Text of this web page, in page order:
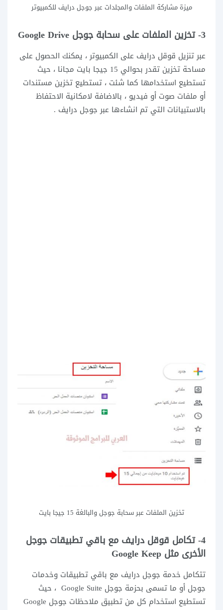
ميزة مشاركة الملفات والمجلدات عبر جوجل درايف للكمبيوتر
3- تخزين الملفات على سحابة جوجل Google Drive
عبرتنزيل قوقل درايف على الكمبيوتر ، يمكنك الحصول على
مساحة تخزين تقدر بحوالي 15 جيجا بايت مجانا ، حيث
تستطيع استخدامها كما شئت ، تستطيع تخزين مستندات
أو ملفات صوت أو فيديو ، بالاضافة لامكانية الاحتفاظ
بالاستبيانات التي تم انشاءها عبر جوجل درايف .
تخزين الملفات عبر سحابة جوجل والبالغة 15 جيجا بايت
4- تكامل قوقل درايف مع باقي تطبيقات جوجل
الأخرى مثل Google Keep
تتكامل خدمة جوجل درايف مع باقي تطبيقات وخدمات
جوجل أو ما تسمى بحزمة جوجل Google Suite ، حيث
تستطيع استخدام كل من تطبيق ملاحظات جوجل Google